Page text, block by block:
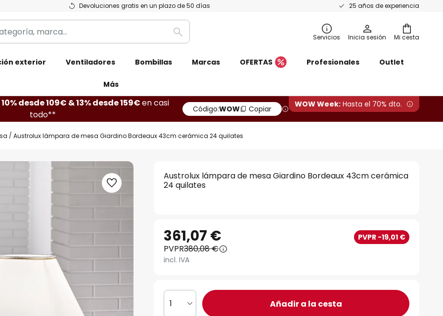
Devoluciones gratis en un plazo de 50 días 25 años de experiencia
Mi cesta
Buscar Servicios Inicia sesión
exterior Ventiladores Bombillas Marcas OFERTAS Profesionales Outlet
Más
10% desde 109€ & 13% desde 159€en casi
todo**
Código:WOW Copiar WOW Week: Hasta el 70% dto.
Austrolux lámpara de mesa Giardino Bordeaux 43cm cerámica 24 quilates
Austrolux lámpara de mesa Giardino Bordeaux 43cm cerámica
24 quilates
361,07 € PVPR -19,01 €
PVPR380,08 €
incl. IVA
1 Añadir a la cesta